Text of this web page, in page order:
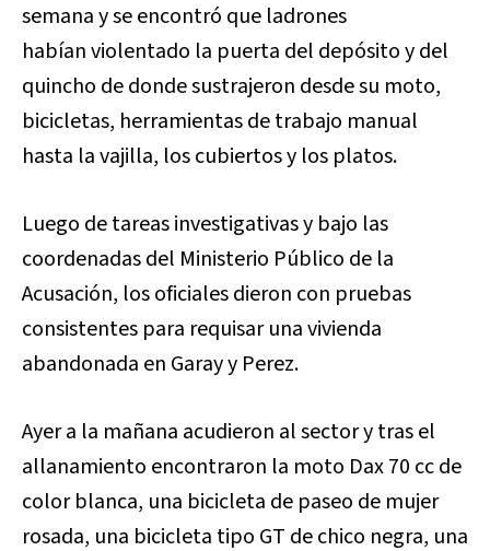
semana y se encontró que ladrones
habían violentado la puerta del depósito y del
quincho de donde sustrajeron desde su moto,
bicicletas, herramientas de trabajo manual
hasta la vajilla, los cubiertos y los platos.
Luego de tareas investigativas y bajo las
coordenadas del Ministerio Público de la
Acusación, los oficiales dieron con pruebas
consistentes para requisar una vivienda
abandonada en Garay y Perez.
Ayer a la mañana acudieron al sector y tras el
allanamiento encontraron la moto Dax 70 cc de
color blanca, una bicicleta de paseo de mujer
rosada, una bicicleta tipo GT de chico negra, una